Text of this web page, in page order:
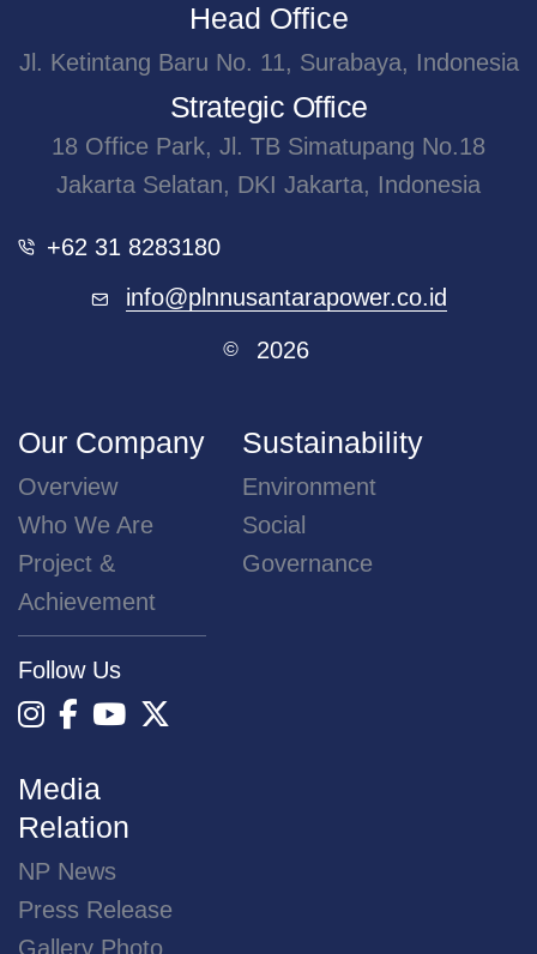
Head Office
Jl. Ketintang Baru No. 11, Surabaya, Indonesia
Strategic Office
18 Office Park, Jl. TB Simatupang No.18
Jakarta Selatan, DKI Jakarta, Indonesia
+62 31 8283180
info@plnnusantarapower.co.id
© 2026
Our Company
Overview
Who We Are
Project &
Achievement
Follow Us
Sustainability
Environment
Social
Governance
Media
Relation
NP News
Press Release
Gallery Photo